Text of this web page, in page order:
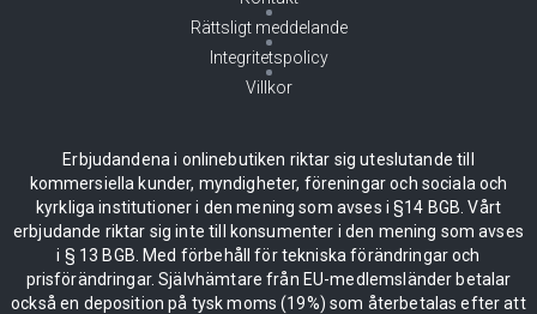
Rättsligt meddelande
Integritetspolicy
Villkor
Erbjudandena i onlinebutiken riktar sig uteslutande till
kommersiella kunder, myndigheter, föreningar och sociala och
kyrkliga institutioner i den mening som avses i §14 BGB. Vårt
erbjudande riktar sig inte till konsumenter i den mening som avses
i § 13 BGB. Med förbehåll för tekniska förändringar och
prisförändringar. Självhämtare från EU-medlemsländer betalar
också en deposition på tysk moms (19%) som återbetalas efter att